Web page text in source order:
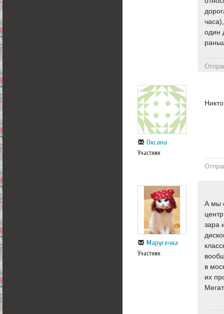
один
Оксана
Участник
Марусечка
Участник
А мы
зара
в
их